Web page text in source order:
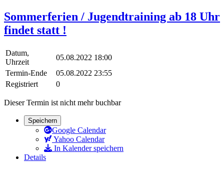
Sommerferien / Jugendtraining ab 18 Uhr
findet statt !
Datum,
Uhrzeit
05.08.2022 18:00
Termin-Ende
05.08.2022 23:55
Registriert
0
Dieser Termin ist nicht mehr buchbar
Speichern
Google Calendar
Yahoo Calendar
In Kalender speichern
Details